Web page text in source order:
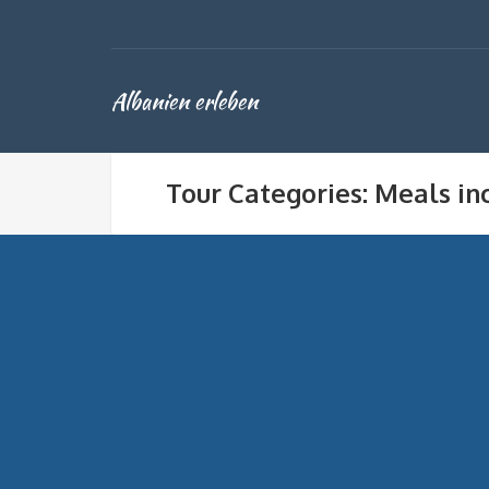
Albanien erleben
Tour Categories: Meals